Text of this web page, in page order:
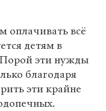
оплачивать всё
детям в
Порой эти нужды
благодаря
эти крайне